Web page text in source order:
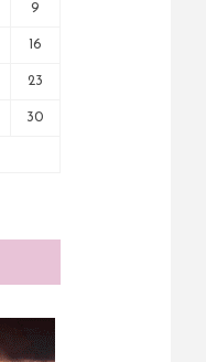
9
16
23
30